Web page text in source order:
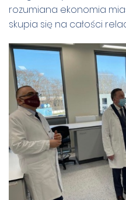
rozumiana ekonomia
skupia się na całości